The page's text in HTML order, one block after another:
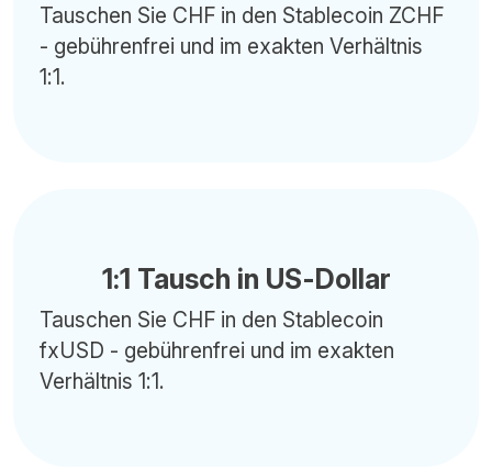
Tauschen Sie CHF in den Stablecoin ZCHF
- gebührenfrei und im exakten Verhältnis
1:1.
1:1 Tausch in US-Dollar
Tauschen Sie CHF in den Stablecoin
fxUSD - gebührenfrei und im exakten
Verhältnis 1:1.